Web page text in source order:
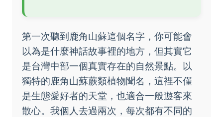
第一次聽到鹿角山蘇這個名字，你可能會
以為是什麼神話故事裡的地方，但其實它
是台灣中部一個真實存在的自然景點。以
獨特的鹿角山蘇蕨類植物聞名，這裡不僅
是生態愛好者的天堂，也適合一般遊客來
散心。我個人去過兩次，每次都有不同的